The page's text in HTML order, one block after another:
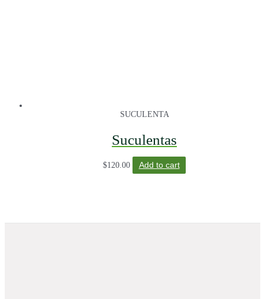
SUCULENTA
Suculentas
$120.00 Add to cart